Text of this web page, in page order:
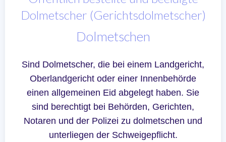
Dolmetscher (Gerichtsdolmetscher)
Dolmetschen
Sind Dolmetscher, die bei einem Landgericht,
Oberlandgericht oder einer Innenbehörde
einen allgemeinen Eid abgelegt haben. Sie
sind berechtigt bei Behörden, Gerichten,
Notaren und der Polizei zu dolmetschen und
unterliegen der Schweigepflicht.